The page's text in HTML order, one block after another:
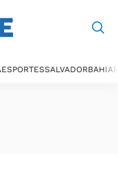
ESPORTESSALVADORBAHIA